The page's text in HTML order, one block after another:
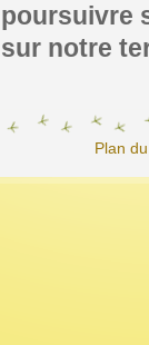
poursuivre
sur notre
Plan